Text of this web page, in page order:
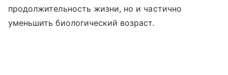
продолжительность жизни, но и частично
уменьшить биологический возраст.